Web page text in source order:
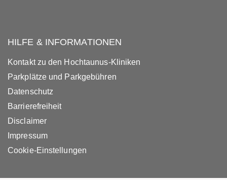
HILFE & INFORMATIONEN
Kontakt zu den Hochtaunus-Kliniken
Parkplätze und Parkgebühren
Datenschutz
Barrierefreiheit
Disclaimer
Impressum
Cookie-Einstellungen